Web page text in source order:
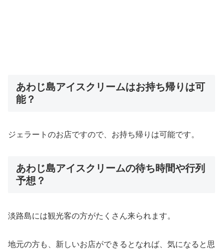
あわじ島アイスクリームはお持ち帰りは可
能？
ジェラートのお店ですので、お持ち帰りは可能です。
あわじ島アイスクリームの待ち時間や行列
予想？
淡路島には観光客の方がたくさん来られます。
地元の方も、新しいお店ができるとなれば、気になると思